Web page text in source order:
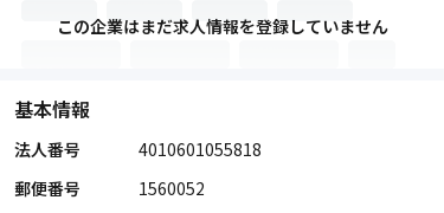
この企業はまだ求人情報を登録していません
基本情報
法人番号
4010601055818
郵便番号
1560052